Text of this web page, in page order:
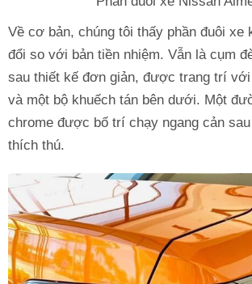
Về cơ bản, chúng tôi thấy phần đuôi xe
đổi so với bản tiền nhiệm. Vẫn là cụm
sau thiết kế đơn giản, được trang trí
và một bộ khuếch tán bên dưới. Một
chrome được bố trí chạy ngang cản
thích thú.